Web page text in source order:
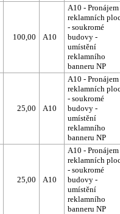
100,00 A10
A10 - Pronájem
reklamních
- soukromé
budovy -
umístění
reklamního
banneru NP
25,00 A10
A10 - Pronájem
reklamních
- soukromé
budovy -
umístění
reklamního
banneru NP
25,00 A10
A10 - Pronájem
reklamních
- soukromé
budovy -
umístění
reklamního
banneru NP